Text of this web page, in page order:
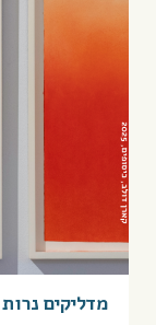
מדליקים